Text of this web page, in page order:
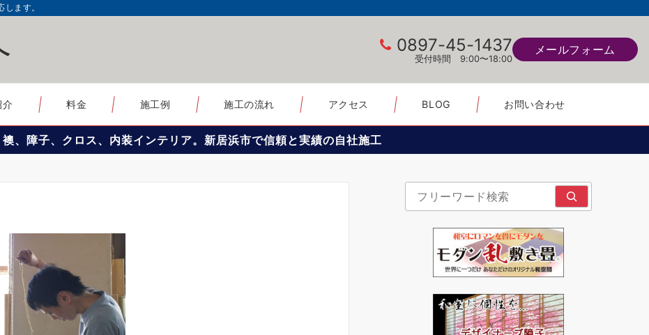
ます。
0897-45-1437
受付時間 9:00〜18:00
メールフォーム
介 料金 施工例 施工の流れ アクセス BLOG お問い合わせ
襖、障子、クロス、内装インテリア。新居浜市で信頼と実績の自社施工